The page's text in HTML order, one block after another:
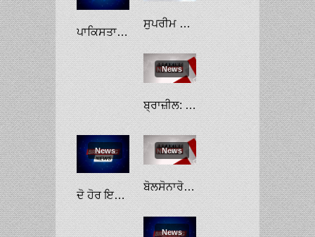
ਪਾਕਿਸਤਾਨ ਦੇ ਪ੍ਰਧਾਨ ਮੰਤਰੀ ਸ਼ਾਹਬਾਜ਼ ਸ਼ਰੀਫ਼ ਦੀ ਚੀਨ ਫੇਰੀ: ਸ਼ੀ ਨਾਲ ਮਿਲ ਕੇ ਰਿਸ਼ਤੇ ਹੋਰ ਮਜ਼ਬੂਤ ਕਰਨ ਦਾ ਅਹਿਦ ਲਿਆ
ਸੁਪਰੀਮ ਕੋਰਟ ਨੇ ਜਾਅਲਸਾਜ਼ੀ ਮਾਮਲੇ ’ਚ ਸੁਖਬੀਰ ਬਾਦਲ ਤੇ ਹੋਰਾਂ ਖ਼ਿਲਾਫ਼ ਕਰਵਾਈ ’ਤੇ ਰੋਕ ਲਗਾਈ
News
ਬ੍ਰਾਜ਼ੀਲ: ਬੋਲਸੋਨਾਰੋ ਨੂੰ ਹਰਾ ਕੇ ਸਿਲਵਾ ਬਣੇ ਰਾਸ਼ਟਰਪਤੀ
News
ਦੋ ਹੋਰ ਇਲਾਕਿਆਂ ’ਚੋਂ ਅਫਸਪਾ ਹਟਾਉਣ ਦੀ ਤਿਆਰੀ: ਸਰਮਾ
News
ਬੋਲਸੋਨਾਰੋ ਨੂੰ ਹਰਾ ਕੇ ਲੂਲਾ ਡਾ ਸਿਲਵਾ ਬ੍ਰਾਜ਼ੀਲ ਦੇ ਨਵੇਂ ਰਾਸ਼ਟਰਪਤੀ ਬਣੇ
News